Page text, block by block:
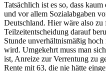
Tatsächlich ist es so, dass
und vor allem Sozialabgaben
Deutschland. Hier wäre also zu
Teilzeitentscheidung darauf
Stunde unverhältnismäßig
wird. Umgekehrt muss man
ist, Anreize zur Verrentung zu
Rente mit 63, die nie hätte